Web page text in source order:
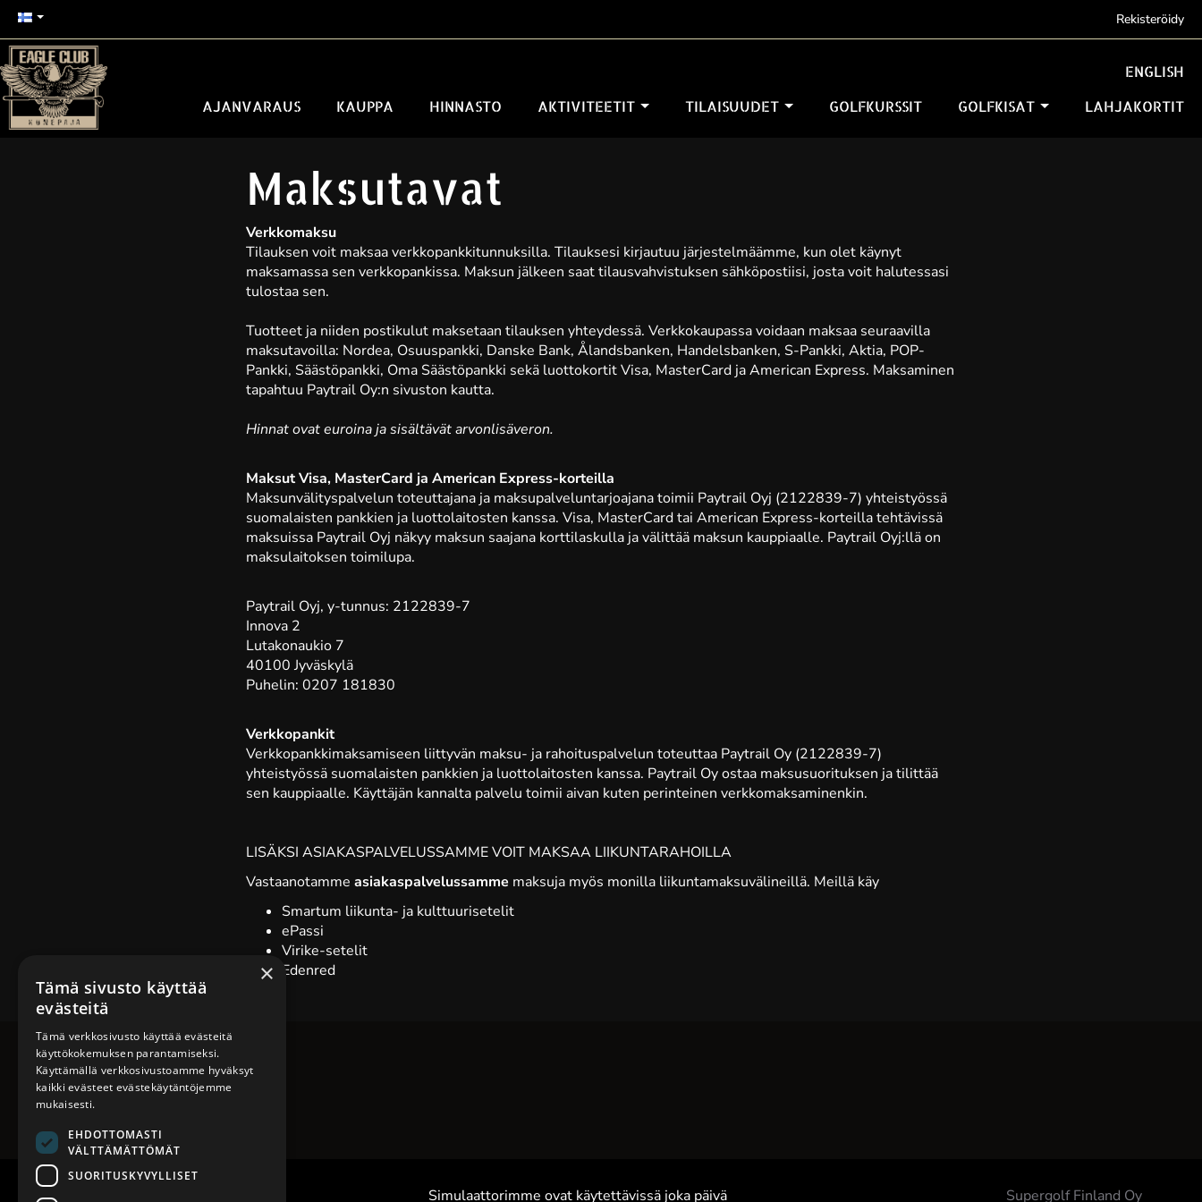
Rekisteröidy
AJANVARAUS KAUPPA HINNASTO AKTIVITEETIT TILAISUUDET GOLFKURSSIT GOLFKISAT LAHJAKORTIT
ENGLISH
Maksutavat
Verkkomaksu
Tilauksen voit maksaa verkkopankkitunnuksilla. Tilauksesi kirjautuu järjestelmäämme, kun olet käynyt
maksamassa sen verkkopankissa. Maksun jälkeen saat tilausvahvistuksen sähköpostiisi, josta voit halutessasi
tulostaa sen.
Tuotteet ja niiden postikulut maksetaan tilauksen yhteydessä. Verkkokaupassa voidaan maksaa seuraavilla
maksutavoilla: Nordea, Osuuspankki, Danske Bank, Ålandsbanken, Handelsbanken, S-Pankki, Aktia, POP-
Pankki, Säästöpankki, Oma Säästöpankki sekä luottokortit Visa, MasterCard ja American Express. Maksaminen
tapahtuu Paytrail Oy:n sivuston kautta.
Hinnat ovat euroina ja sisältävät arvonlisäveron.
Maksut Visa, MasterCard ja American Express-korteilla
Maksunvälityspalvelun toteuttajana ja maksupalveluntarjoajana toimii Paytrail Oyj (2122839-7) yhteistyössä
suomalaisten pankkien ja luottolaitosten kanssa. Visa, MasterCard tai American Express-korteilla tehtävissä
maksuissa Paytrail Oyj näkyy maksun saajana korttilaskulla ja välittää maksun kauppiaalle. Paytrail Oyj:llä on
maksulaitoksen toimilupa.
Paytrail Oyj, y-tunnus: 2122839-7
Innova 2
Lutakonaukio 7
40100 Jyväskylä
Puhelin: 0207 181830
Verkkopankit
Verkkopankkimaksamiseen liittyvän maksu- ja rahoituspalvelun toteuttaa Paytrail Oy (2122839-7)
yhteistyössä suomalaisten pankkien ja luottolaitosten kanssa. Paytrail Oy ostaa maksusuorituksen ja tilittää
sen kauppiaalle. Käyttäjän kannalta palvelu toimii aivan kuten perinteinen verkkomaksaminenkin.
LISÄKSI ASIAKASPALVELUSSAMME VOIT MAKSAA LIIKUNTARAHOILLA
Vastaanotammeasiakaspalvelussamme maksuja myös monilla liikuntamaksuvälineillä. Meillä käy
Smartum liikunta- ja kulttuurisetelit
ePassi
Virike-setelit
Edenred
Simulaattorimme ovat käytettävissä joka päivä Supergolf Finland Oy
×
Tämä sivusto käyttää
evästeitä
Tämä verkkosivusto käyttää evästeitä
käyttökokemuksen parantamiseksi.
Käyttämällä verkkosivustoamme hyväksyt
kaikki evästeet evästekäytäntöjemme
mukaisesti.
EHDOTTOMASTI
VÄLTTÄMÄTTÖMÄT
SUORITUSKYVYLLISET